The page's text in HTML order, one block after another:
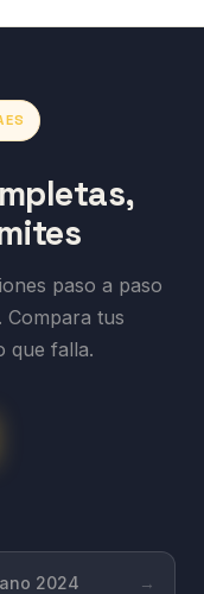
paso a paso
Compara tus
que falla.
2024 →